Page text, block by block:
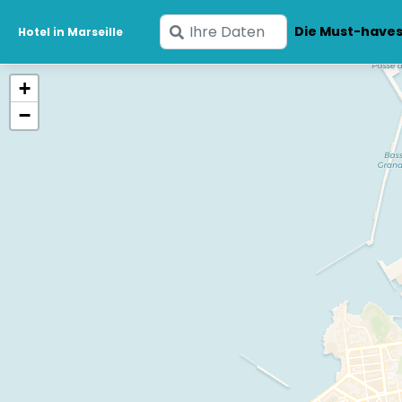
Hotel in Marseille
Geben
Sie
Die Must-haves
+
−